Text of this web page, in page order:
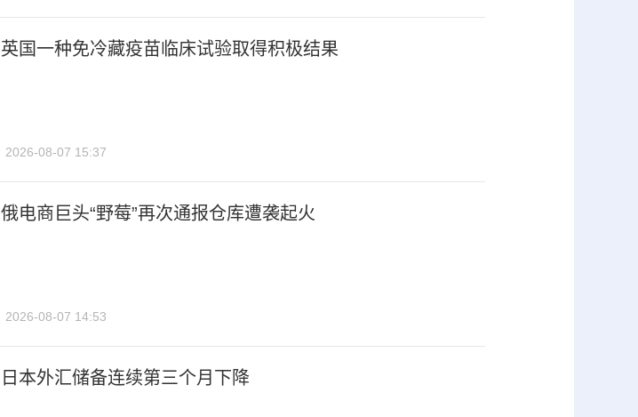
英国一种免冷藏疫苗临床试验取得积极结果
2026-08-07 15:37
俄电商巨头“野莓”再次通报仓库遭袭起火
2026-08-07 14:53
日本外汇储备连续第三个月下降